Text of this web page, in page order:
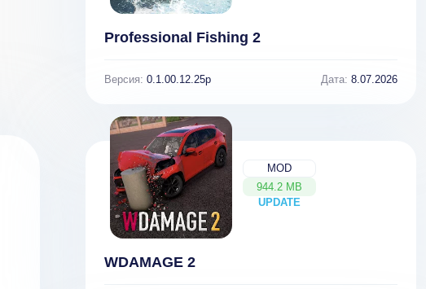
Professional Fishing 2
Версия: 0.1.00.12.25p Дата: 8.07.2026
MOD
944.2 MB
UPDATE
NEW
WDAMAGE 2